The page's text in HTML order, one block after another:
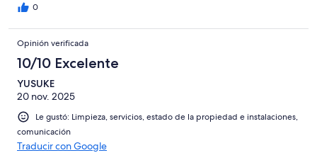
0
Opinión verificada
10/10 Excelente
YUSUKE
20 nov. 2025
Le gustó: Limpieza, servicios, estado de la propiedad e instalaciones,
comunicación
Traducir con Google